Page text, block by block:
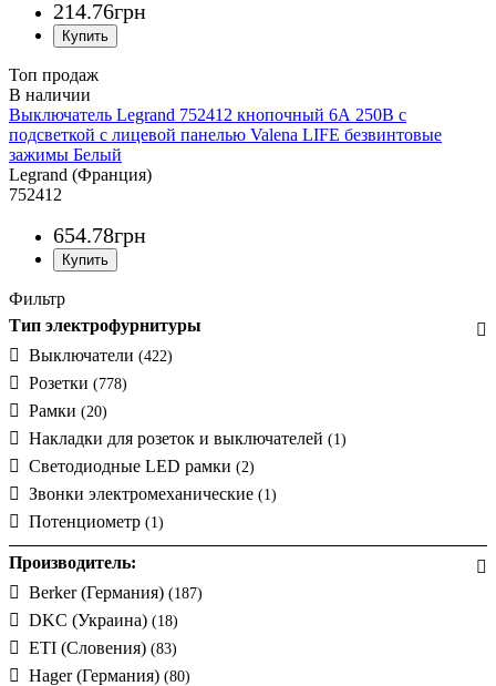
214.76грн
Топ продаж
Выключатель Legrand 752412 кнопочный 6А 250В c
подсветкой с лицевой панелью Valena LIFE безвинтовые
зажимы Белый
Legrand (Франция)
752412
654.78грн
Фильтр
Тип электрофурнитуры
Выключатели (422)
Розетки (778)
Рамки (20)
Накладки для розеток и выключателей (1)
Светодиодные LED рамки (2)
Звонки электромеханические (1)
Потенциометр (1)
Производитель:
Berker (Германия) (187)
DKC (Украина) (18)
ETI (Словения) (83)
Hager (Германия) (80)